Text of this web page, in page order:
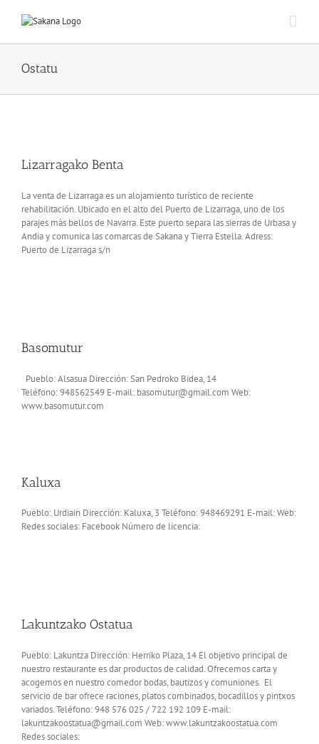
Ostatu
Lizarragako Benta
La venta de Lizarraga es un alojamiento turístico de reciente
rehabilitación. Ubicado en el alto del Puerto de Lizarraga, uno de los
parajes más bellos de Navarra. Este puerto separa las sierras de Urbasa y
Andia y comunica las comarcas de Sakana y Tierra Estella. Adress:
Puerto de Lizarraga s/n
Basomutur
Pueblo: Alsasua Dirección: San Pedroko Bidea, 14
Teléfono: 948562549 E-mail: basomutur@gmail.com Web:
www.basomutur.com
Kaluxa
Pueblo: Urdiain Dirección: Kaluxa, 3 Teléfono: 948469291 E-mail: Web:
Redes sociales: Facebook Número de licencia:
Lakuntzako Ostatua
Pueblo: Lakuntza Dirección: Herriko Plaza, 14 El objetivo principal de
nuestro restaurante es dar productos de calidad. Ofrecemos carta y
acogemos en nuestro comedor bodas, bautizos y comuniones. El
servicio de bar ofrece raciones, platos combinados, bocadillos y pintxos
variados. Teléfono: 948 576 025 / 722 192 109 E-mail:
lakuntzakoostatua@gmail.com Web: www.lakuntzakoostatua.com
Redes sociales: